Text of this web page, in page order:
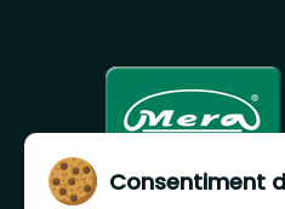
Mera, es una
Consentiment